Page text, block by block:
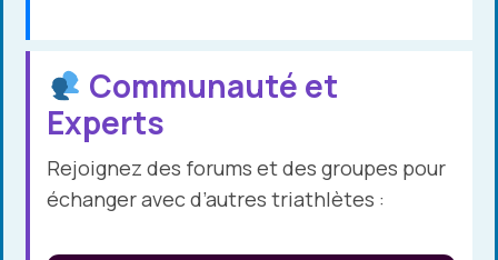
Communauté et
Experts
Rejoignez des forums et des groupes pour
échanger avec d’autres triathlètes :